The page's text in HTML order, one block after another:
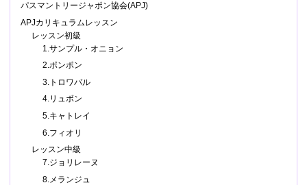
パスマントリージャポン協会(APJ)
APJカリキュラムレッスン
レッスン初級
1.サンプル・オニョン
2.ポンポン
3.トロワバル
4.リュボン
5.キャトレイ
6.フィオリ
レッスン中級
7.ジョリレーヌ
8.メランジュ